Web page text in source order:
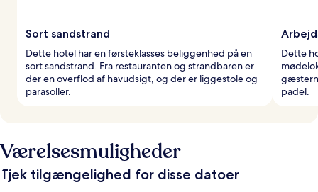
Sort sandstrand
Dette hotel har en førsteklasses beliggenhed på en
sort sandstrand. Fra restauranten og strandbaren er
der en overflod af havudsigt, og der er liggestole og
parasoller.
Dette
padel.
Værelsesmuligheder
Tjek tilgængelighed for disse datoer